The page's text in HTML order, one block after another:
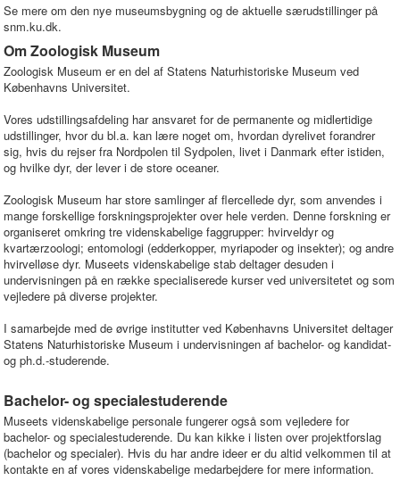
Se mere om den nye museumsbygning og de aktuelle særudstillinger på
snm.ku.dk.
Om Zoologisk Museum
Zoologisk Museum er en del af Statens Naturhistoriske Museum ved
Københavns Universitet.
Vores udstillingsafdeling har ansvaret for de permanente og midlertidige
udstillinger, hvor du bl.a. kan lære noget om, hvordan dyrelivet forandrer
sig, hvis du rejser fra Nordpolen til Sydpolen, livet i Danmark efter istiden,
og hvilke dyr, der lever i de store oceaner.
Zoologisk Museum har store samlinger af flercellede dyr, som anvendes i
mange forskellige forskningsprojekter over hele verden. Denne forskning er
organiseret omkring tre videnskabelige faggrupper: hvirveldyr og
kvartærzoologi; entomologi (edderkopper, myriapoder og insekter); og andre
hvirvelløse dyr. Museets videnskabelige stab deltager desuden i
undervisningen på en række specialiserede kurser ved universitetet og som
vejledere på diverse projekter.
I samarbejde med de øvrige institutter ved Københavns Universitet deltager
Statens Naturhistoriske Museum i undervisningen af bachelor- og kandidat-
og ph.d.-studerende.
Bachelor- og specialestuderende
Museets videnskabelige personale fungerer også som vejledere for
bachelor- og specialestuderende. Du kan kikke i listen over projektforslag
(bachelor og specialer). Hvis du har andre ideer er du altid velkommen til at
kontakte en af vores videnskabelige medarbejdere for mere information.